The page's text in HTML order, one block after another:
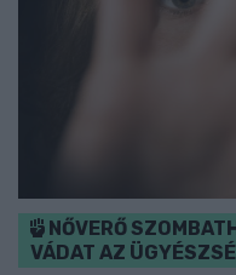
NŐVERŐ
VÁDAT AZ